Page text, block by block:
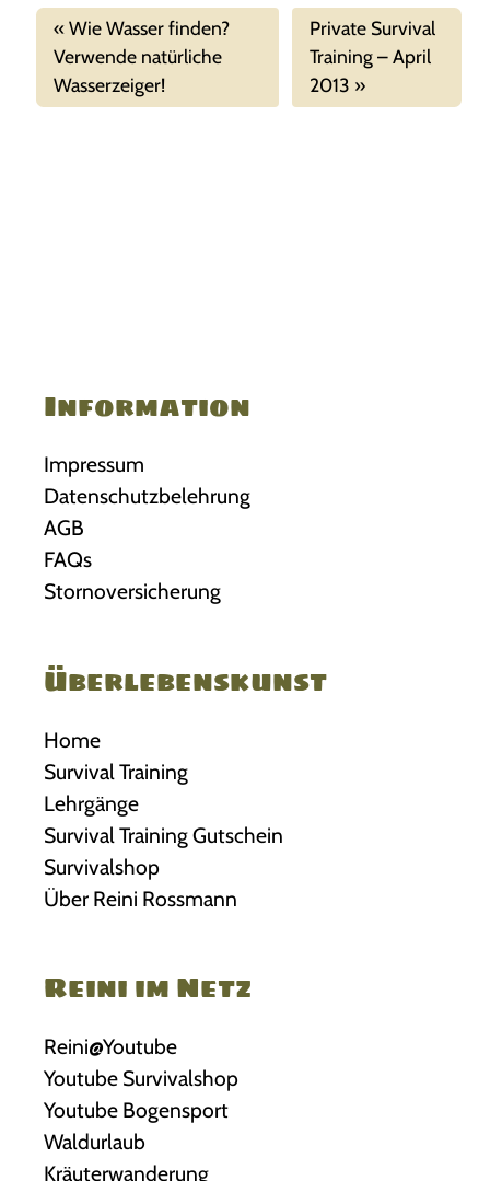
Wie Wasser finden?
Verwende natürliche
Wasserzeiger!
Private Survival
Training – April
2013
Information
Impressum
Datenschutzbelehrung
AGB
FAQs
Stornoversicherung
Überlebenskunst
Home
Survival Training
Lehrgänge
Survival Training Gutschein
Survivalshop
Über Reini Rossmann
Reini im Netz
Reini@Youtube
Youtube Survivalshop
Youtube Bogensport
Waldurlaub
Kräuterwanderung